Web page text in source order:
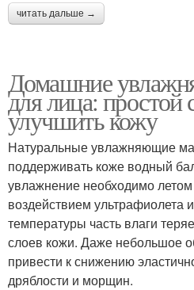
читать дальше →
Домашние
для лица: простой
улучшить кожу
Натуральные увлажняющие
поддерживать коже водный
увлажнение необходимо
воздействием ультрафиолета
температуры часть влаги
слоев кожи. Даже небольшое
привести к снижению
дряблости и морщин.